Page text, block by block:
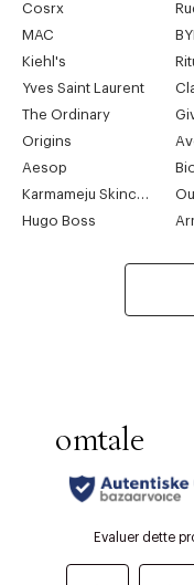
Cosrx
MAC
Kiehl's
Yves Saint Laurent
The Ordinary
Origins
Aesop
Karmameju Skincare
Hugo Boss